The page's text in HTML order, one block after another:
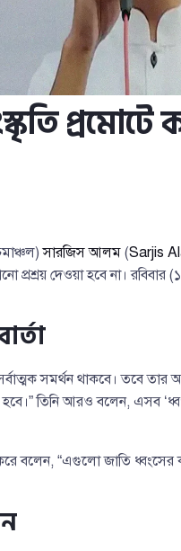
সারজিস আলম(Sarjis
প্রশ্রয় দেওয়া হবে না। রবিবার
সমর্থন থাকবে। তবে তার
হবে।” তিনি আরও বলেন, এসব
করে বলেন, “এগুলো জাতি